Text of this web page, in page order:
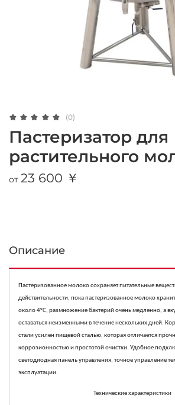
(0)
Пастеризатор для
растительного
от 23 600 ￥
Описание
Пастеризованное молоко сохраняет питательные
действительности, пока пастеризованное молоко
около 4°C, размножение бактерий очень медленно, а
оставаться неизменными в течение нескольких дней.
стали усилен пищевой сталью, которая отличается
коррозионностью и простотой очистки. Удобное
светодиодная панель управления, точное управление
эксплуатации.
Технические характеристики